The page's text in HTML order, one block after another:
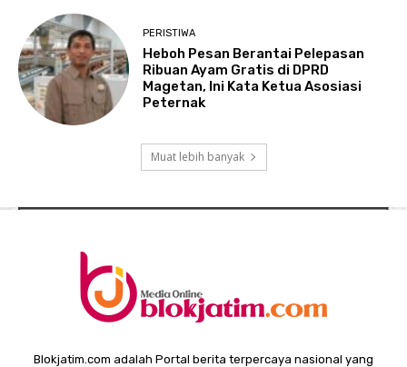
PERISTIWA
Heboh Pesan Berantai Pelepasan
Ribuan Ayam Gratis di DPRD
Magetan, Ini Kata Ketua Asosiasi
Peternak
Muat lebih banyak
Blokjatim.com adalah Portal berita terpercaya nasional yang